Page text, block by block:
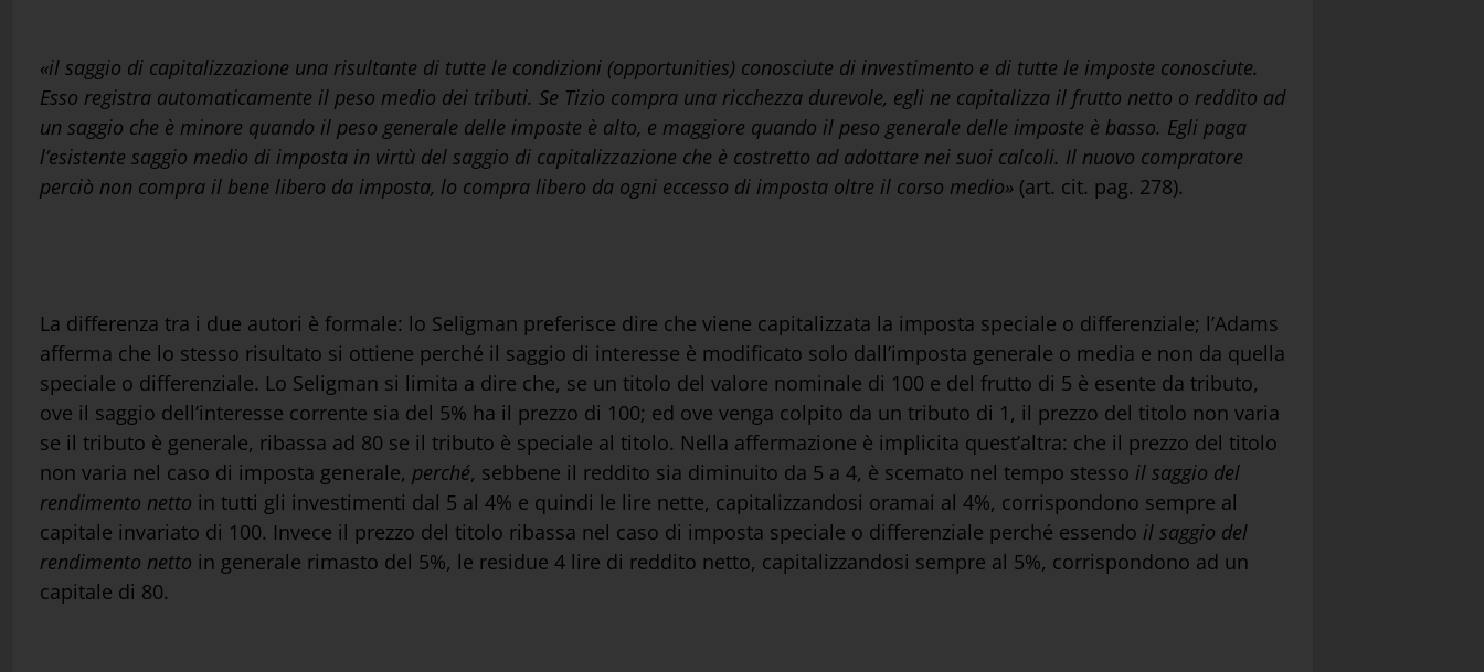
«il saggio di capitalizzazione una risultante di tutte le condizioni (opportunities) conosciute di investimento e di tutte le imposte conosciute.
Esso registra automaticamente il peso medio dei tributi. Se Tizio compra una ricchezza durevole, egli ne capitalizza il frutto netto o reddito ad
un saggio che è minore quando il peso generale delle imposte è alto, e maggiore quando il peso generale delle imposte è basso. Egli paga
l’esistente saggio medio di imposta in virtù del saggio di capitalizzazione che è costretto ad adottare nei suoi calcoli. Il nuovo compratore
perciò non compra il bene libero da imposta, lo compra libero da ogni eccesso di imposta oltre il corso medio» (art. cit. pag. 278).
La differenza tra i due autori è formale: lo Seligman preferisce dire che viene capitalizzata la imposta speciale o differenziale; l’Adams
afferma che lo stesso risultato si ottiene perché il saggio di interesse è modificato solo dall’imposta generale o media e non da quella
speciale o differenziale. Lo Seligman si limita a dire che, se un titolo del valore nominale di 100 e del frutto di 5 è esente da tributo,
ove il saggio dell’interesse corrente sia del 5% ha il prezzo di 100; ed ove venga colpito da un tributo di 1, il prezzo del titolo non varia
se il tributo è generale, ribassa ad 80 se il tributo è speciale al titolo. Nella affermazione è implicita quest’altra: che il prezzo del titolo
non varia nel caso di imposta generale, perché, sebbene il reddito sia diminuito da 5 a 4, è scemato nel tempo stesso il saggio del
rendimento netto in tutti gli investimenti dal 5 al 4% e quindi le lire nette, capitalizzandosi oramai al 4%, corrispondono sempre al
capitale invariato di 100. Invece il prezzo del titolo ribassa nel caso di imposta speciale o differenziale perché essendo il saggio del
rendimento netto in generale rimasto del 5%, le residue 4 lire di reddito netto, capitalizzandosi sempre al 5%, corrispondono ad un
capitale di 80.